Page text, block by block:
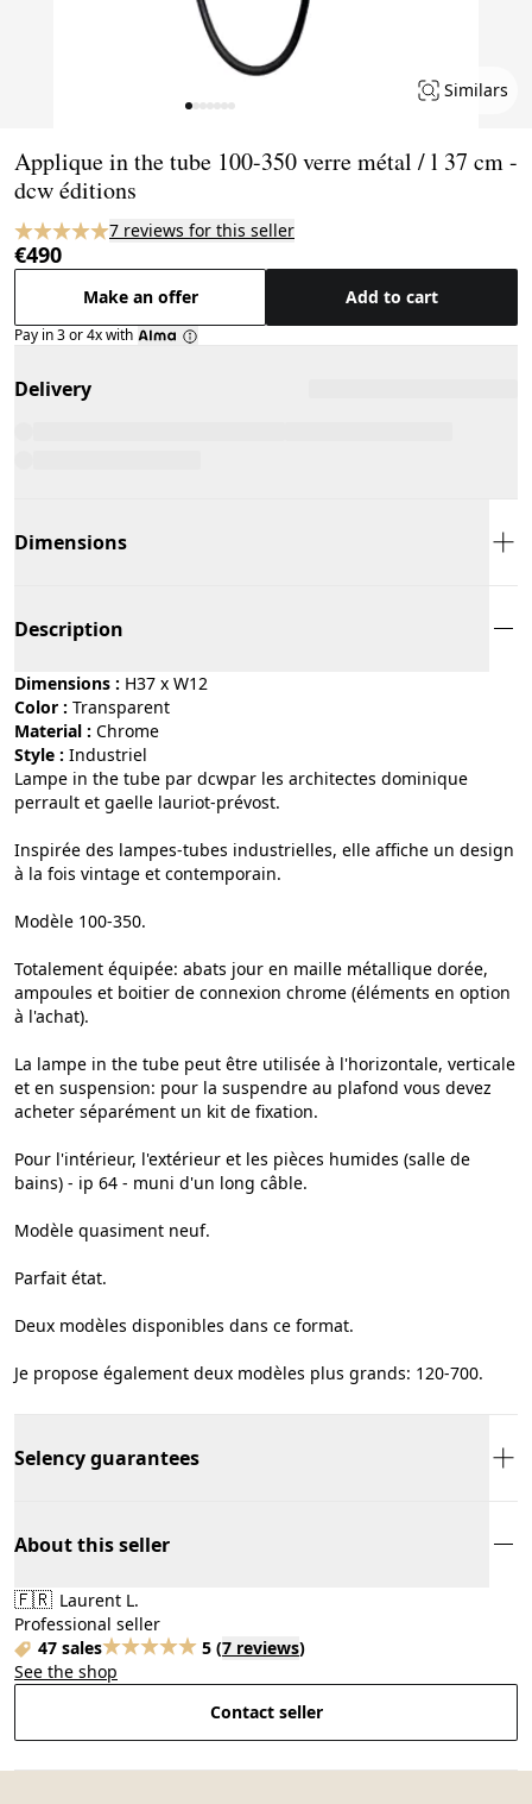
Similars
Applique in the tube 100-350 verre métal / l 37 cm -
dcw éditions
7 reviews for this seller
€490
Make an offer Add to cart
Pay in 3 or 4x with
Delivery
Dimensions
Description
Dimensions : H37 x W12
Color :
transparent
Material :
chrome
Style : industriel
Lampe in the tube par dcwpar les architectes dominique
perrault et gaelle lauriot-prévost.
Inspirée des lampes-tubes industrielles, elle affiche un design
à la fois vintage et contemporain.
Modèle 100-350.
Totalement équipée: abats jour en maille métallique dorée,
ampoules et boitier de connexion chrome (éléments en option
à l'achat).
La lampe in the tube peut être utilisée à l'horizontale, verticale
et en suspension: pour la suspendre au plafond vous devez
acheter séparément un kit de fixation.
Pour l'intérieur, l'extérieur et les pièces humides (salle de
bains) - ip 64 - muni d'un long câble.
Modèle quasiment neuf.
Parfait état.
Deux modèles disponibles dans ce format.
Je propose également deux modèles plus grands: 120-700.
Selency guarantees
About this seller
🇫🇷 Laurent L.
Professional seller
47 sales
5 (7 reviews)
See the shop
Contact seller